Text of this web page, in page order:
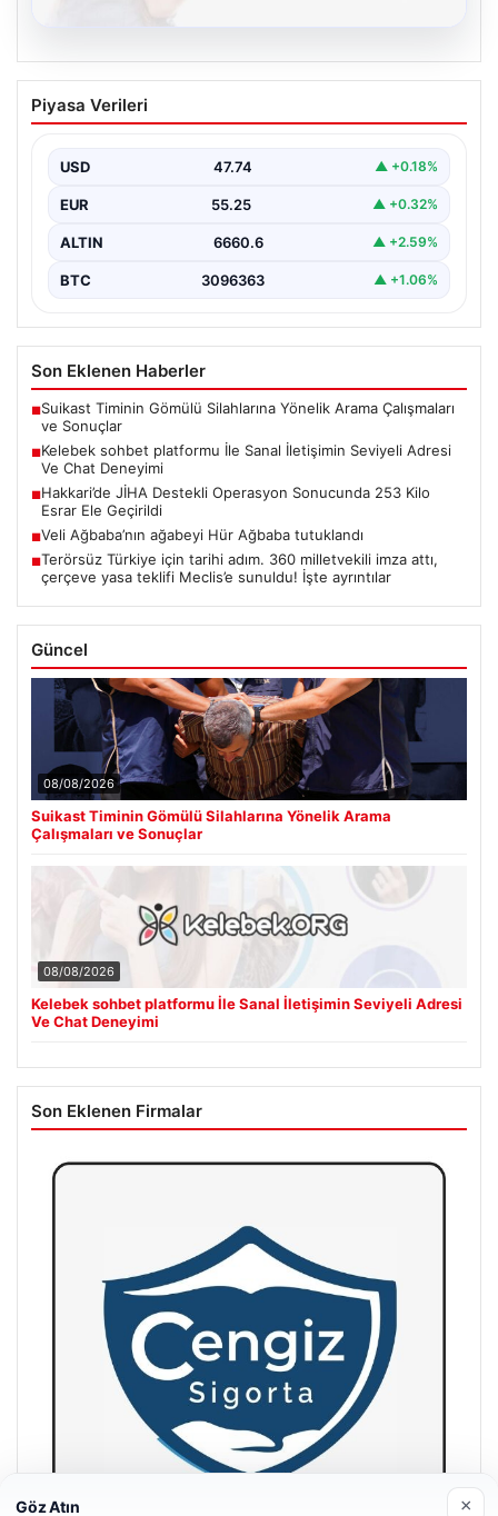
Kelebek sohbet platformu İle Sanal
İletişimin Seviyeli Adresi Ve Chat
İnternet çağında insanların kaliteli bir tarzda irtibat
Piyasa Verileri
USD 47.74 ▲ +0.18%
EUR 55.25 ▲ +0.32%
ALTIN 6660.6 ▲ +2.59%
BTC 3096363 ▲ +1.06%
Son Eklenen Haberler
■Suikast Timinin Gömülü Silahlarına Yönelik Arama Çalışmaları
ve Sonuçlar
■Kelebek sohbet platformu İle Sanal İletişimin Seviyeli Adresi
Ve Chat Deneyimi
■Hakkari’de JİHA Destekli Operasyon Sonucunda 253 Kilo
Esrar Ele Geçirildi
■Veli Ağbaba’nın ağabeyi Hür Ağbaba tutuklandı
■Terörsüz Türkiye için tarihi adım. 360 milletvekili imza attı,
çerçeve yasa teklifi Meclis’e sunuldu! İşte ayrıntılar
Güncel
08/08/2026
Suikast Timinin Gömülü Silahlarına Yönelik Arama
Çalışmaları ve Sonuçlar
08/08/2026
Kelebek sohbet platformu İle Sanal İletişimin Seviyeli Adresi
Ve Chat Deneyimi
Son Eklenen Firmalar
Göz Atın ×